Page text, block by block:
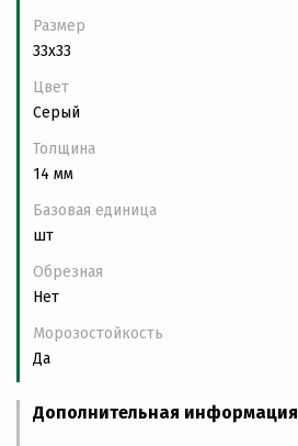
Размер
33x33
Цвет
Серый
Толщина
14 мм
Базовая единица
шт
Обрезная
Нет
Морозостойкость
Да
Дополнительная информация